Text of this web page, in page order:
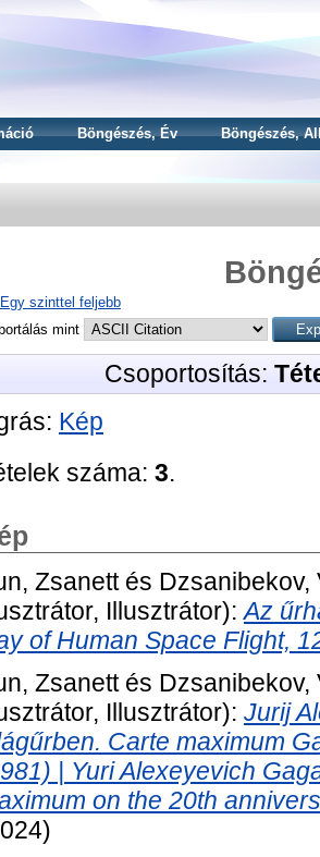
Böngészés, Év
Böngészés,
Egy szinttel feljebb
mint
Csoportosítás:
Kép
száma: 3.
Zsanettés Dzsanibekov,
Illusztrátor):Az
of Human Space Flight,
Zsanettés Dzsanibekov,
Illusztrátor): Jurij
Carte maximum
| Yuri Alexeyevich
on the 20th